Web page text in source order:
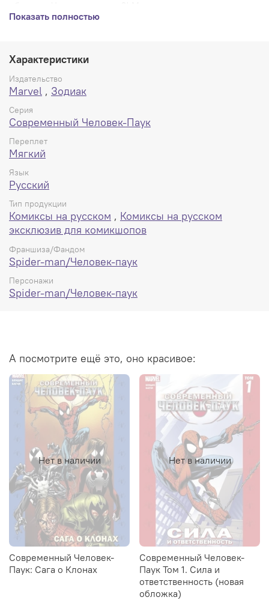
Питера Паркера просто прекрасна, но у него по-
и Человек Лёд поселяются в доме тёти Мэй! Вдобавок
Паук обнаруживает, что его сосед Рик Джонс обладает
сверхспособностями. Но то, как подросток их обрел -
загадка даже для самого Рика. В сборник входят
Показать полностью
Характеристики
Издательство
Marvel , Зодиак
Серия
Современный Человек-Паук
Переплет
Мягкий
Язык
Русский
Тип продукции
Комиксы на русском , Комиксы на русском
эксклюзив для комикшопов
Франшиза/Фандом
Spider-man/Человек-паук
Персонажи
Spider-man/Человек-паук
А посмотрите ещё это, оно красивое:
Нет в наличии
Современный Человек-
Паук: Сага о Клонах
Нет в наличии
Современный Человек-
Паук Том 1. Сила и
ответственность (новая
обложка)